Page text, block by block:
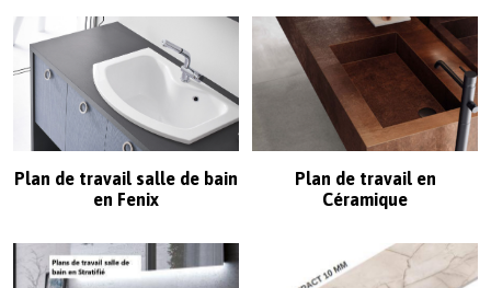
Plan de travail salle de bain
en Fenix
Plan de travail en
Céramique